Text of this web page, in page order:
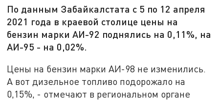
По данным Забайкалстата с 5 по 12 апреля
2021 года в краевой столице цены на
бензин марки АИ-92 поднялись на 0,11%, на
АИ-95 - на 0,02%.
Цены на бензин марки АИ-98 не изменились.
А вот дизельное топливо подорожало на
0,15%, - отмечают в региональном органе